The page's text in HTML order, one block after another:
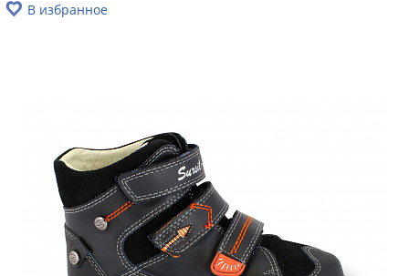
В избранное